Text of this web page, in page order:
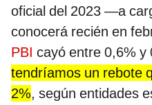
oficial del 2023 —a
conocerá recién en
PBI cayó entre 0,6% y
tendríamos un rebote
2%, según entidades